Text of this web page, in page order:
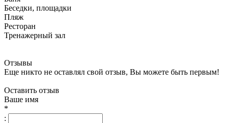
Беседки, площадки
Пляж
Ресторан
Тренажерный зал
Отзывы
Еще никто не оставлял свой отзыв, Вы можете быть первым!
Оставить отзыв
Ваше имя
*
: